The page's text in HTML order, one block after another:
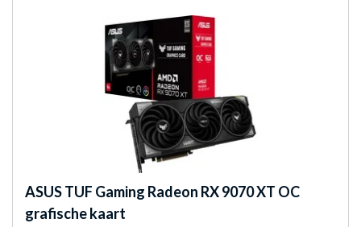
ASUSTUF Gaming Radeon RX 9070 XT OC
grafische kaart